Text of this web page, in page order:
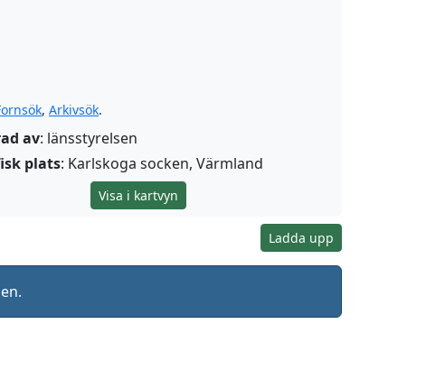
, Arkivsök.
av: länsstyrelsen
plats: Karlskoga socken, Värmland
Visa i kartvyn
Ladda upp